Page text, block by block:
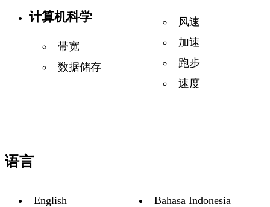
计算机科学
带宽
数据储存
风速
加速
跑步
速度
语言
English
Bahasa Indonesia